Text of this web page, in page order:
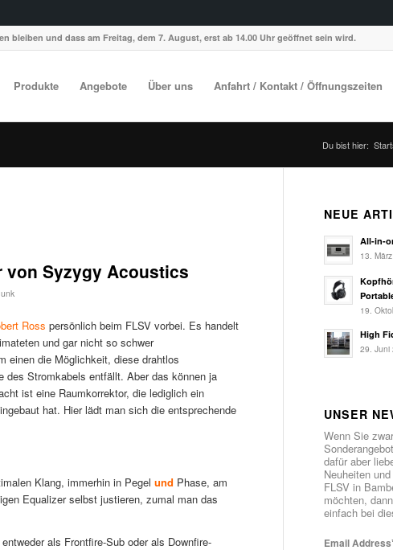
bleiben und dass am Freitag, dem 7. August, erst ab 14.00 Uhr geöffnet sein wird.
Produkte Angebote Über uns Anfahrt / Kontakt / Öffnungszeiten
Du bist hier:
von Syzygy Acoustics
Ross persönlich beim FLSV vorbei. Es handelt
und gar nicht so schwer
einen die Möglichkeit, diese drahtlos
des Stromkabels entfällt. Aber das können ja
ist eine Raumkorrektor, die lediglich ein
hat. Hier lädt man sich die entsprechende
Klang, immerhin in Pegel und Phase, am
Equalizer selbst justieren, zumal man das
als Frontfire-Sub oder als Downfire-
NEUE
All-in-
13.
19.
High
29. Juni
UNSER
Wenn Sie
dafür aber
Neuheiten
FLSV in
möchten,
einfach bei
Email Address